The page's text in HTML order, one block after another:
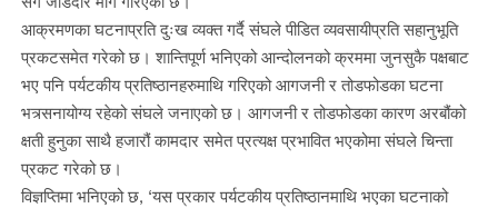
आक्रमणका घटनाप्रति दुःख व्यक्त गर्दै संघले पीडित व्यवसायीप्रति सहानुभूति
प्रकटसमेत गरेको छ। शान्तिपूर्ण भनिएको आन्दोलनको क्रममा जुनसुकै पक्षबाट
भए पनि पर्यटकीय प्रतिष्ठानहरुमाथि गरिएको आगजनी र तोडफोडका घटना
भत्र्सनायोग्य रहेको संघले जनाएको छ। आगजनी र तोडफोडका कारण अरबौंको
क्षती हुनुका साथै हजारौं कामदार समेत प्रत्यक्ष प्रभावित भएकोमा संघले चिन्ता
प्रकट गरेको छ।
विज्ञप्तिमा भनिएको छ, ‘यस प्रकार पर्यटकीय प्रतिष्ठानमाथि भएका घटनाको